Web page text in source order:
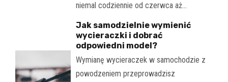
niemal codziennie od czerwca aż…
Jak samodzielnie wymienić
wycieraczki i dobrać
odpowiedni model?
Wymianę wycieraczek w samochodzie z
powodzeniem przeprowadzisz